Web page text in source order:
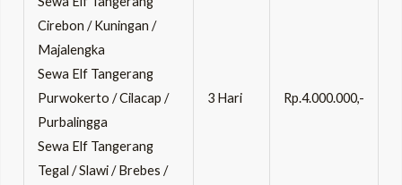
Cirebon / Kuningan /
Majalengka
Sewa Elf Tangerang
Purwokerto / Cilacap /
Purbalingga
Sewa Elf Tangerang
Tegal / Slawi / Brebes /
3 Hari Rp.4.000.000,-